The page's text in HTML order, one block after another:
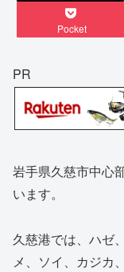
Pocket
PR
岩手県久慈市中心
います。
久慈港では、ハゼ
メ、ソイ、カジカ